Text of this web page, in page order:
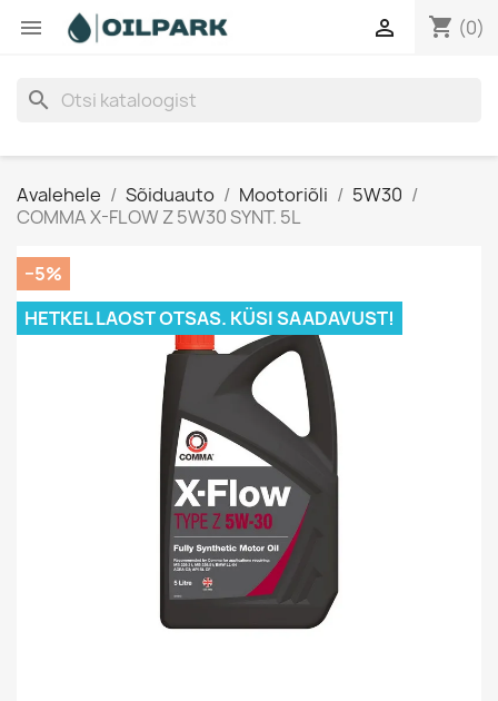
 shopping_cart (0)

search
Avalehele Sõiduauto Mootoriõli
5W30
COMMA X-FLOW Z 5W30 SYNT. 5L
−5%
HETKEL LAOST OTSAS. KÜSI SAADAVUST!